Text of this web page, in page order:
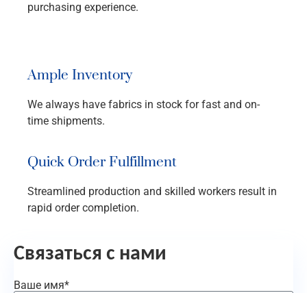
purchasing experience.
Ample Inventory
We always have fabrics in stock for fast and on-
time shipments.
Quick Order Fulfillment
Streamlined production and skilled workers result in
rapid order completion.
Связаться с нами
Ваше имя*